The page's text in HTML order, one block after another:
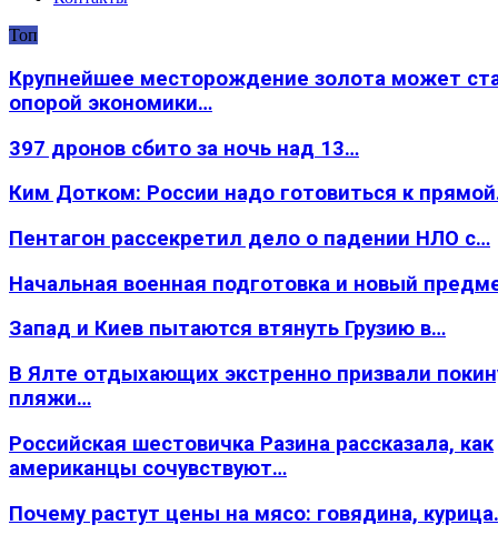
Топ
Крупнейшее месторождение золота может
опорой экономики…
397 дронов сбито за ночь над 13…
Ким Дотком: России надо готовиться к
Пентагон рассекретил дело о падении НЛО с…
Начальная военная подготовка и новый
Запад и Киев пытаются втянуть Грузию в…
В Ялте отдыхающих экстренно призвали
пляжи…
Российская шестовичка Разина рассказала, как
американцы сочувствуют…
Почему растут цены на мясо: говядина,